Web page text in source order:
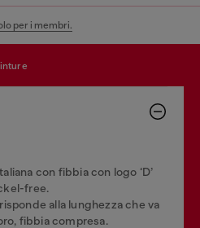
per i membri.
cinture
con fibbia con logo ‘D’
free.
alla lunghezza che va
fibbia compresa.